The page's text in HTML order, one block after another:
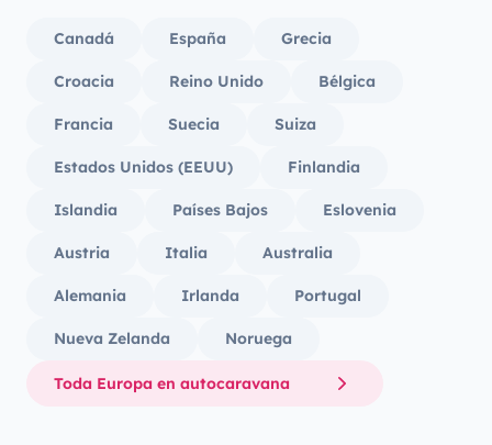
Canadá España Grecia
Croacia Reino Unido Bélgica
Francia Suecia Suiza
Estados Unidos (EEUU) Finlandia
Islandia Países Bajos Eslovenia
Austria Italia Australia
Alemania Irlanda Portugal
Nueva Zelanda Noruega
Toda Europa en autocaravana